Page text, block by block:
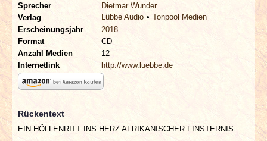
LINKS
ARCHIV
Sprecher
Dietmar Wunder
Verlag
Lübbe Audio
Tonpool Medien
Erscheinungsjahr
2018
Format
CD
Anzahl Medien
12
Internetlink
http://www.luebbe.de
Rückentext
EIN HÖLLENRITT INS HERZ AFRIKANISCHER FINSTERNIS